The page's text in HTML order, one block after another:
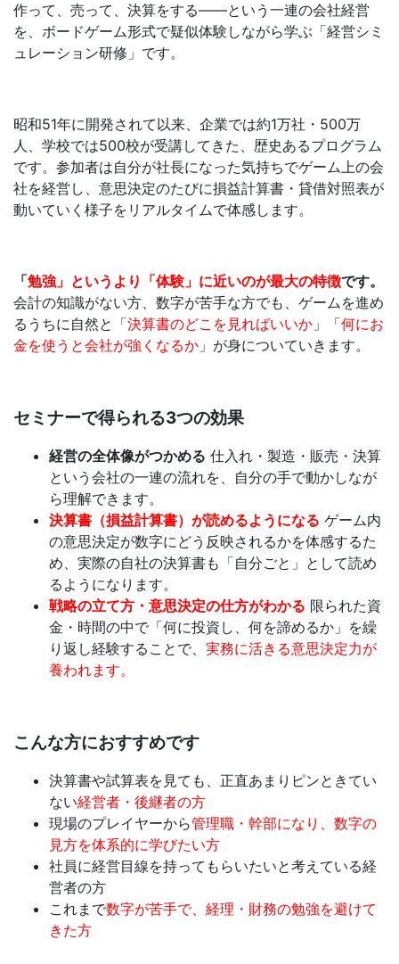
作って、売って、決算をする——という一連の会社経営
を、ボードゲーム形式で疑似体験しながら学ぶ「経営シミ
ュレーション研修」です。
昭和51年に開発されて以来、企業では約1万社・ 500万
人、学校では500校が受講してきた、歴史あるプログラム
です。参加者は自分が社長になった気持ちでゲーム上の会
社を経営し、意思決定のたびに損益計算書・貸借対照表が
動いていく様子をリアルタイムで体感します。
「勉強」というより「体験」に近いのが最大の特徴です。
会計の知識がない方、数字が苦手な方でも、ゲームを進め
るうちに自然と「決算書のどこを見ればいいか 」「何にお
金を使うと会社が強くなるか 」が身についていきます。
セミナーで得られる3つの効果
経営の全体像がつかめる 仕入れ・製造・販売・決算
という会社の一連の流れを、自分の手で動かしなが
ら理解できます。
決算書（損益計算書）が読めるようになる ゲーム内
の意思決定が数字にどう反映されるかを体感するた
め、実際の自社の決算書も「自分ごと」として読め
るようになります。
戦略の立て方・意思決定の仕方がわかる 限られた資
金・時間の中で「何に投資し、何を諦めるか」を繰
り返し経験することで、 実務に活きる意思決定力が
養われます。
こんな方におすすめです
決算書や試算表を見ても、正直あまりピンときてい
ない経営者・後継者の方
現場のプレイヤーから管理職・幹部になり、数字の
見方を体系的に学びたい方
社員に経営目線を持ってもらいたいと考えている経
営者の方
これまで数字が苦手で、経理・財務の勉強を避けて
きた方